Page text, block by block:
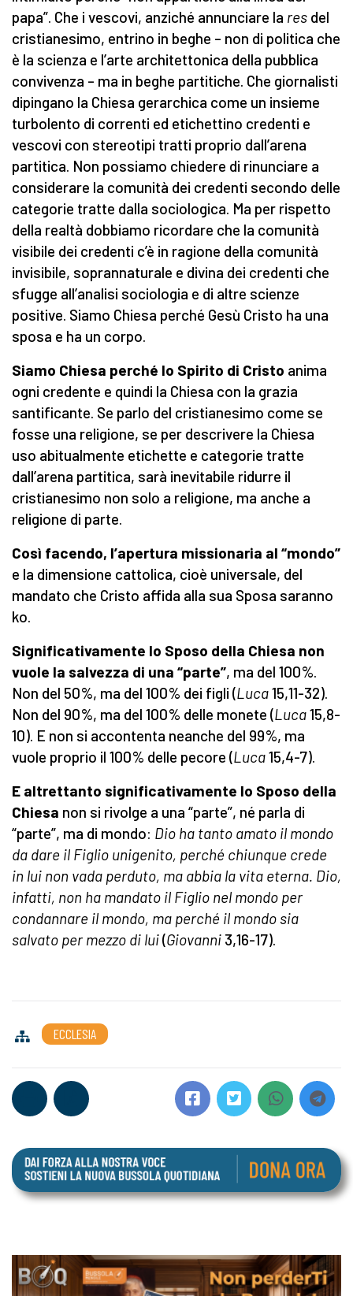
papa”. Che i vescovi, anziché annunciare la res del
cristianesimo, entrino in beghe – non di politica che
è la scienza e l’arte architettonica della pubblica
convivenza – ma in beghe partitiche. Che giornalisti
dipingano la Chiesa gerarchica come un insieme
turbolento di correnti ed etichettino credenti e
vescovi con stereotipi tratti proprio dall’arena
partitica. Non possiamo chiedere di rinunciare a
considerare la comunità dei credenti secondo delle
categorie tratte dalla sociologica. Ma per rispetto
della realtà dobbiamo ricordare che la comunità
visibile dei credenti c’è in ragione della comunità
invisibile, soprannaturale e divina dei credenti che
sfugge all’analisi sociologia e di altre scienze
positive. Siamo Chiesa perché Gesù Cristo ha una
sposa e ha un corpo.
Siamo Chiesa perché lo Spirito di Cristo anima
ogni credente e quindi la Chiesa con la grazia
santificante. Se parlo del cristianesimo come se
fosse una religione, se per descrivere la Chiesa
uso abitualmente etichette e categorie tratte
dall’arena partitica, sarà inevitabile ridurre il
cristianesimo non solo a religione, ma anche a
religione di parte.
Così facendo, l’apertura missionaria al “mondo”
e la dimensione cattolica, cioè universale, del
mandato che Cristo affida alla sua Sposa saranno
ko.
Significativamente lo Sposo della Chiesa non
vuole la salvezza di una “parte”, ma del 100%.
Non del 50%, ma del 100% dei figli (Luca15,11-32).
Non del 90%, ma del 100% delle monete (Luca15,8-
10). E non si accontenta neanche del 99%, ma
vuole proprio il 100% delle pecore (Luca15,4-7).
E altrettanto significativamente lo Sposo della
Chiesa non si rivolge a una “parte”, né parla di
“parte”, ma di mondo: Dio ha tanto amato il mondo
da dare il Figlio unigenito, perché chiunque crede
in lui non vada perduto, ma abbia la vita eterna. Dio,
infatti, non ha mandato il Figlio nel mondo per
condannare il mondo, ma perché il mondo sia
salvato per mezzo di lui(Giovanni 3,16-17).
ECCLESIA